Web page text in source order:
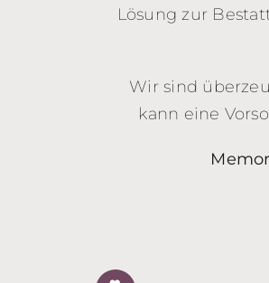
Lösung zur
Wir sind
kann eine